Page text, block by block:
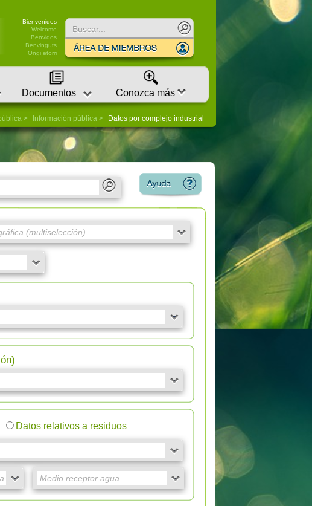
Bienvenidos
Welcome
Benvidos
Benvinguts
Ongi etorri
Documentos Conozca más
Información pública Datos por complejo industrial
Datos relativos a residuos